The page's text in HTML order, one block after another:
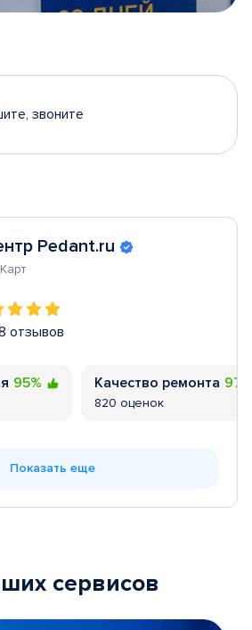
звоните
Pedant.ru
отзывов
95% Качество ремонта
820 оценок
Показать еще
сервисов